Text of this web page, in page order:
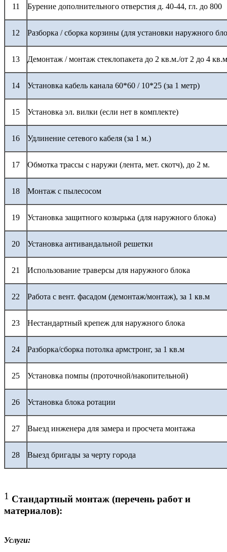
11 Бурение дополнительного отверстия д. 40-44, гл. до 800
12 Разборка / сборка корзины (для установки наружного
13 Демонтаж / монтаж стеклопакета до 2 кв.м./от 2 до 4
14 Установка кабель канала 60*60 / 10*25 (за 1 метр)
15 Установка эл. вилки (если нет в комплекте)
16 Удлинение сетевого кабеля (за 1 м.)
17 Обмотка трассы с наружи (лента, мет. скотч), до 2 м.
18 Монтаж с пылесосом
19 Установка защитного козырька (для наружного блока)
20 Установка антивандальной решетки
21 Использование траверсы для наружного блока
22 Работа с вент. фасадом (демонтаж/монтаж), за 1 кв.м
23 Нестандартный крепеж для наружного блока
24 Разборка/сборка потолка армстронг, за 1 кв.м
25 Установка помпы (проточной/накопительной)
26 Установка блока ротации
27 Выезд инженера для замера и просчета монтажа
28 Выезд бригады за черту города
1 Стандартный монтаж (перечень работ и
материалов):
Услуги: